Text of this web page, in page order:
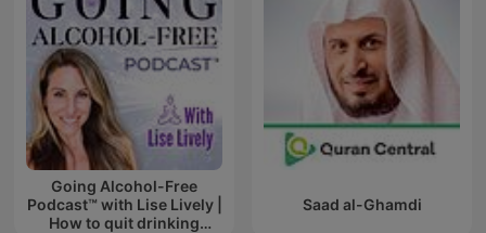
Going Alcohol-Free
Podcast™ with Lise Lively |
How to quit drinking
Saad al-Ghamdi